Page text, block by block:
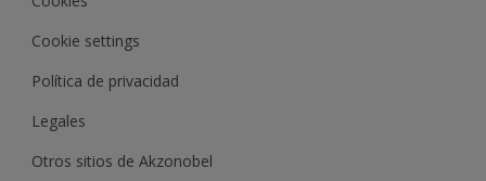
Cookie settings
Política de privacidad
Legales
Otros sitios de Akzonobel